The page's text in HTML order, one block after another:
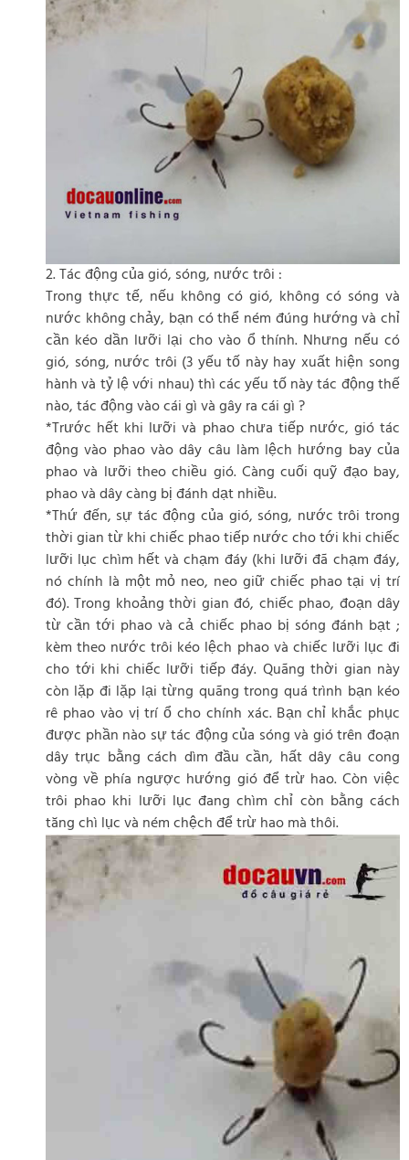
2. Tác động của gió, sóng, nước trôi :
Trong thực tế, nếu không có gió, không có sóng và
nước không chảy, bạn có thể ném đúng hướng và chỉ
cần kéo dần lưỡi lại cho vào ổ thính. Nhưng nếu có
gió, sóng, nước trôi (3 yếu tố này hay xuất hiện song
hành và tỷ lệ với nhau) thì các yếu tố này tác động thế
nào, tác động vào cái gì và gây ra cái gì ?
*Trước hết khi lưỡi và phao chưa tiếp nước, gió tác
động vào phao vào dây câu làm lệch hướng bay của
phao và lưỡi theo chiều gió. Càng cuối quỹ đạo bay,
phao và dây càng bị đánh dạt nhiều.
*Thứ đến, sự tác động của gió, sóng, nước trôi trong
thời gian từ khi chiếc phao tiếp nước cho tới khi chiếc
lưỡi lục chìm hết và chạm đáy (khi lưỡi đã chạm đáy,
nó chính là một mỏ neo, neo giữ chiếc phao tại vị trí
đó). Trong khoảng thời gian đó, chiếc phao, đoạn dây
từ cần tới phao và cả chiếc phao bị sóng đánh bạt ;
kèm theo nước trôi kéo lệch phao và chiếc lưỡi lục đi
cho tới khi chiếc lưỡi tiếp đáy. Quãng thời gian này
còn lặp đi lặp lại từng quãng trong quá trình bạn kéo
rê phao vào vị trí ổ cho chính xác. Bạn chỉ khắc phục
được phần nào sự tác động của sóng và gió trên đoạn
dây trục bằng cách dìm đầu cần, hất dây câu cong
vòng về phía ngược hướng gió để trừ hao. Còn việc
trôi phao khi lưỡi lục đang chìm chỉ còn bằng cách
tăng chì lục và ném chệch để trừ hao mà thôi.